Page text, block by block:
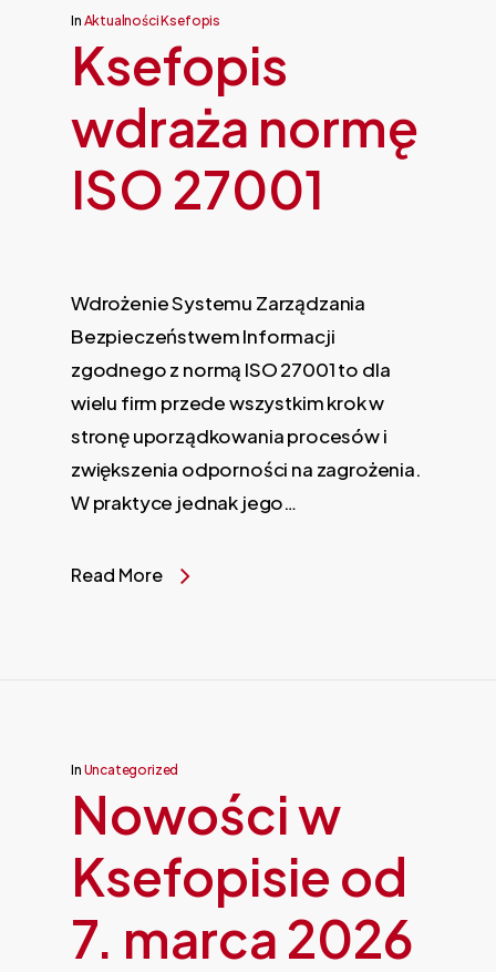
In Aktualności Ksefopis
Ksefopis
wdraża normę
ISO 27001
Wdrożenie Systemu Zarządzania
Bezpieczeństwem Informacji
zgodnego z normą ISO 27001 to dla
wielu firm przede wszystkim krok w
stronę uporządkowania procesów i
zwiększenia odporności na zagrożenia.
W praktyce jednak jego…
Read More
In Uncategorized
Nowości w
Ksefopisie od
7. marca 2026